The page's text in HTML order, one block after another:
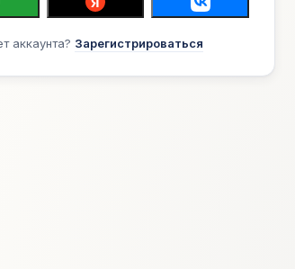
аккаунта? Зарегистрироваться